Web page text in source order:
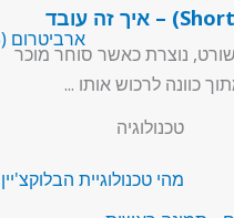
ארביטרום (ARB)
טכנולוגיה
מהי טכנולוגיית הבלוקצ'יין
נוצרת כאשר סוחר מוכר
כוונה לרכוש אותו ...